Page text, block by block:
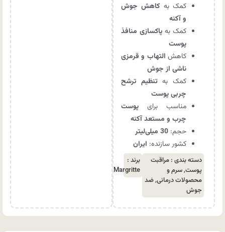
کمک به کاهش جوش
و آکنه
کمک به پاکسازی منافذ
پوست
کاهش التهاب و قرمزی
ناشی از جوش
کمک بهتنظیم ترشح
چربی پوست
مناسب برای پوست
چرب و مستعد آکنه
حجم: 30 میلی‌لیتر
کشور سازنده: ایران
دسته بندی : مراقبت
پوست,سرم و
محصولات درمانی,ضد
جوش
برند :
Margritte